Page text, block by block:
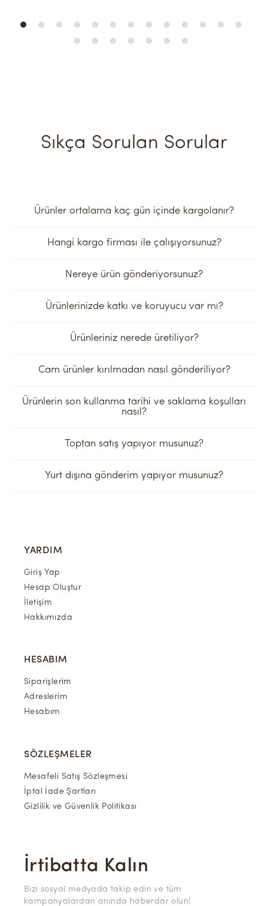
Sıkça Sorulan Sorular
Ürünler ortalama kaç gün içinde kargolanır?
Hangi kargo firması ile çalışıyorsunuz?
Nereye ürün gönderiyorsunuz?
Ürünlerinizde katkı ve koruyucu var mı?
Ürünleriniz nerede üretiliyor?
Cam ürünler kırılmadan nasıl gönderiliyor?
Ürünlerin son kullanma tarihi ve saklama koşulları
nasıl?
Toptan satış yapıyor musunuz?
Yurt dışına gönderim yapıyor musunuz?
YARDIM
Giriş Yap
Hesap Oluştur
İletişim
Hakkımızda
HESABIM
Siparişlerim
Adreslerim
Hesabım
SÖZLEŞMELER
Mesafeli Satış Sözleşmesi
İptal İade Şartları
Gizlilik ve Güvenlik Politikası
İrtibatta Kalın
Bizi sosyal medyada takip edin ve tüm
kampanyalardan anında haberdar olun!